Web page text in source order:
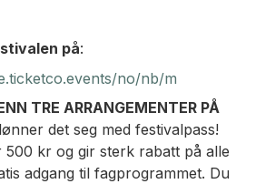
på:
no/nb/m
TRE ARRANGEMENTER PÅ
det seg med festivalpass!
500 kr og gir sterk rabatt på alle
adgang til fagprogrammet. Du